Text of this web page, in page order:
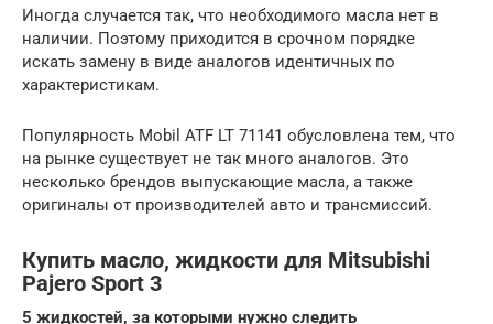
Иногда случается так, что необходимого масла нет в
наличии. Поэтому приходится в срочном порядке
искать замену в виде аналогов идентичных по
характеристикам.
Популярность Mobil ATF LT 71141 обусловлена тем, что
на рынке существует не так много аналогов. Это
несколько брендов выпускающие масла, а также
оригиналы от производителей авто и трансмиссий.
Купить масло, жидкости для Mitsubishi
Pajero Sport 3
5 жидкостей, за которыми нужно следить